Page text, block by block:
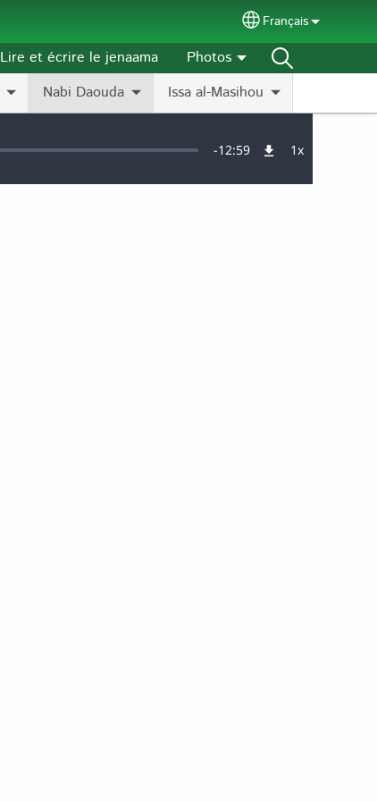
Select your
Français
Nabi Daouda Issa al-Masihou
Lire et écrire le jenaama Photos
Remaining
Time
-12:59 1xVitesse
lecture